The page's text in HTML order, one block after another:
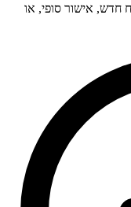
חדש, אישור סופי, או